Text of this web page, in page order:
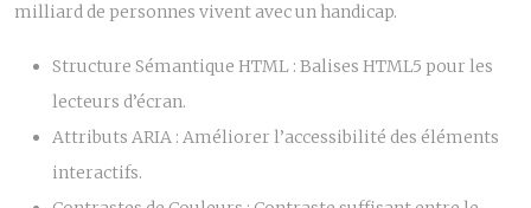
milliard de personnes vivent avec un handicap.
Structure Sémantique HTML : Balises HTML5 pour les
lecteurs d’écran.
Attributs ARIA : Améliorer l’accessibilité des éléments
interactifs.